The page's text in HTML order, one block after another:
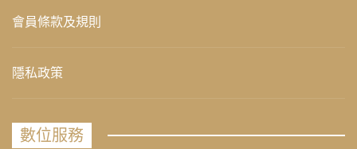
會員條款及規則
隱私政策
數位服務